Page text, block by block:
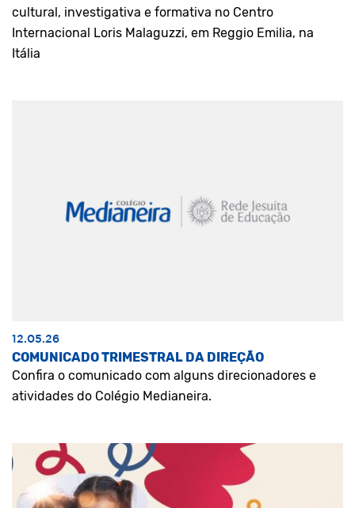
cultural, investigativa e formativa no Centro
Internacional Loris Malaguzzi, em Reggio Emilia, na
Itália
12.05.26
COMUNICADO TRIMESTRAL DA DIREÇÃO
Confira o comunicado com alguns direcionadores e
atividades do Colégio Medianeira.